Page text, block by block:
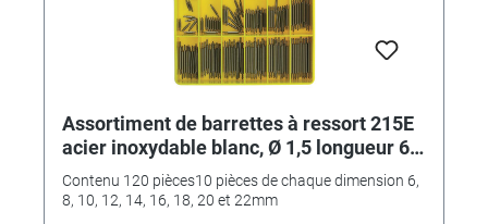
Assortiment de barrettes à ressort 215E
acier inoxydable blanc, Ø 1,5 longueur 6-
22mm, tenon avec embout
Contenu 120 pièces10 pièces de chaque dimension 6,
8, 10, 12, 14, 16, 18, 20 et 22mm